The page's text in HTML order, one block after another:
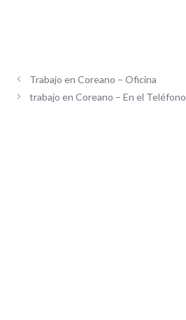
Trabajo en Coreano – Oficina
trabajo en Coreano – En el Teléfono